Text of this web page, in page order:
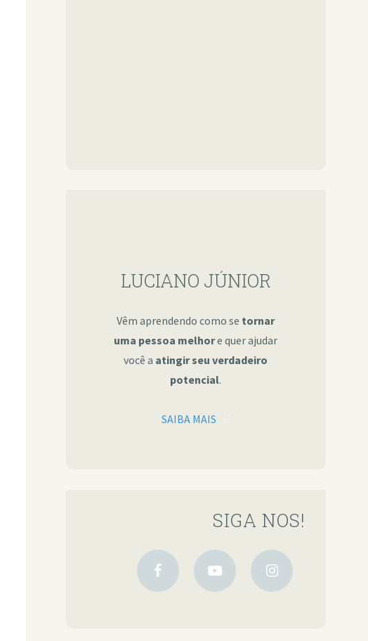
LUCIANO JÚNIOR
Vêm aprendendo como se tornar
uma pessoa melhore quer ajudar
você a atingir seu verdadeiro
potencial.
SAIBA MAIS
SIGA NOS!